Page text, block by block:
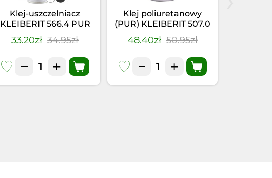
Klej-uszczelniacz
KLEIBERIT 566.4 PUR
Czarny (0,355kg)
33.20zł 34.95zł
Klej poliuretanowy
(PUR) KLEIBERIT 507.0
(1kg)
48.40zł 50.95zł